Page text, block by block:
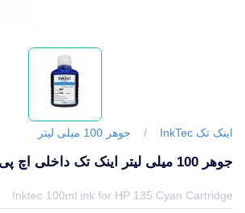
اینک تک InkTec / جوهر 100 میلی لیتر
جوهر 100 میلی لیتر اینک تک داخلی اچ پی 135 آبی
Inktec 100ml ink for HP 135 Cyan Cartridge